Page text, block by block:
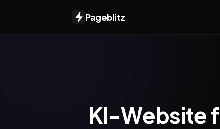
Pageblitz
KI-Website